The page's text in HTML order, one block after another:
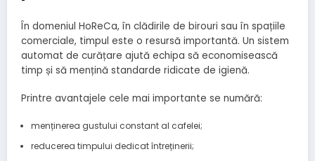
În domeniul HoReCa, în clădirile de birouri sau în spațiile
comerciale, timpul este o resursă importantă. Un sistem
automat de curățare ajută echipa să economisească
timp și să mențină standarde ridicate de igienă.
Printre avantajele cele mai importante se numără:
menținerea gustului constant al cafelei;
reducerea timpului dedicat întreținerii;